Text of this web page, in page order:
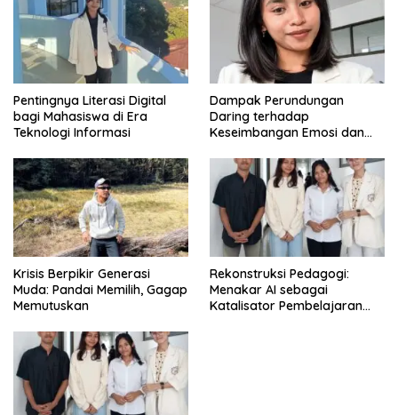
Pentingnya Literasi Digital
bagi Mahasiswa di Era
Teknologi Informasi
Dampak Perundungan
Daring terhadap
Keseimbangan Emosi dan
Krisis Berpikir Generasi
Muda: Pandai Memilih, Gagap
Memutuskan
Rekonstruksi Pedagogi:
Menakar AI sebagai
Katalisator Pembelajaran